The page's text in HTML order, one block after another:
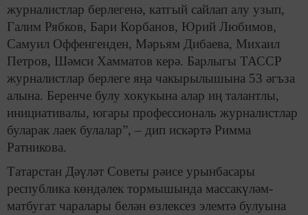
журналистлар берлегенә, катгый сайлап алу узып,
Галим Рябков, Бари Корбанов, Юрий Любимов,
Самуил Оффенгенден, Мәрьям Дибаева, Михаил
Петров, Шәмси Хамматов керә. Барлыгы ТАССР
журналистлар берлеге яңа чакырылышына 53 әгъза
алына. Беренче булу хокукына алар иң талантлы,
инициативалы, югары профессиональ журналистлар
буларак лаек булалар”, – дип искәртә Римма
Ратникова.
Татарстан Дәүләт Советы рәисе урынбасары
республика көндәлек тормышында массакүләм-
матбугат чаралары белән өзлексез элемтә булуына